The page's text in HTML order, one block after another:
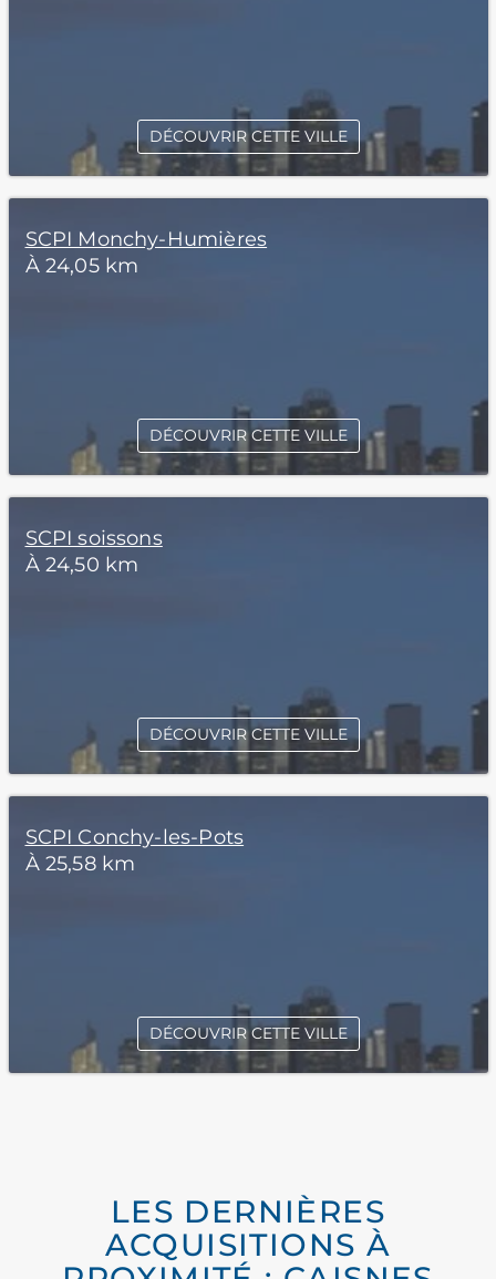
DÉCOUVRIR CETTE VILLE
SCPI Monchy-Humières
À 24,05 km
DÉCOUVRIR CETTE VILLE
SCPI soissons
À 24,50 km
DÉCOUVRIR CETTE VILLE
SCPI Conchy-les-Pots
À 25,58 km
DÉCOUVRIR CETTE VILLE
LES DERNIÈRES
ACQUISITIONS À